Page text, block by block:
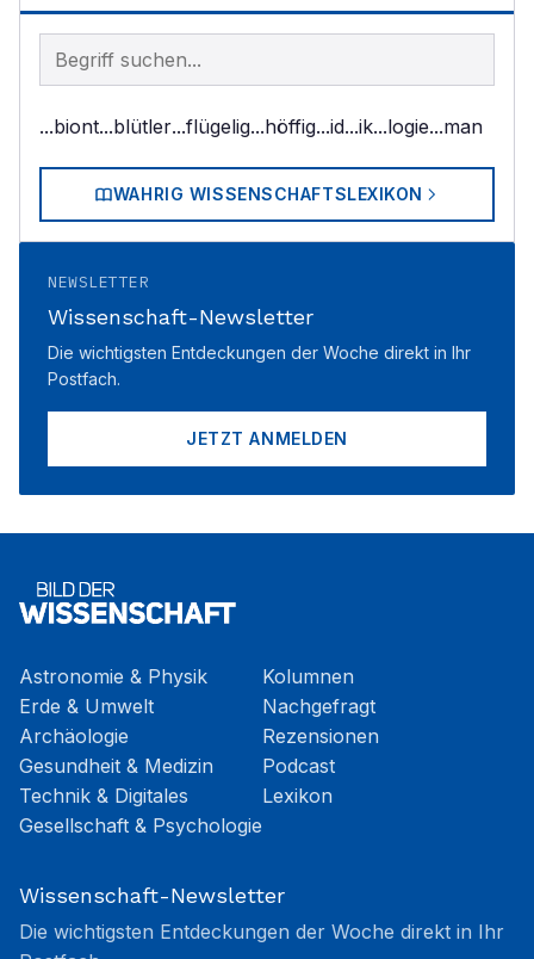
Begriff im Lexikon suchen
...biont...blütler...flügelig...höffig...id...ik...logie...man
WAHRIG WISSENSCHAFTSLEXIKON
NEWSLETTER
Wissenschaft-Newsletter
Die wichtigsten Entdeckungen der Woche direkt in Ihr
Postfach.
JETZT ANMELDEN
Astronomie & Physik
Erde & Umwelt
Archäologie
Gesundheit & Medizin
Technik & Digitales
Gesellschaft & Psychologie
Kolumnen
Nachgefragt
Rezensionen
Podcast
Lexikon
Wissenschaft-Newsletter
Die wichtigsten Entdeckungen der Woche direkt in Ihr